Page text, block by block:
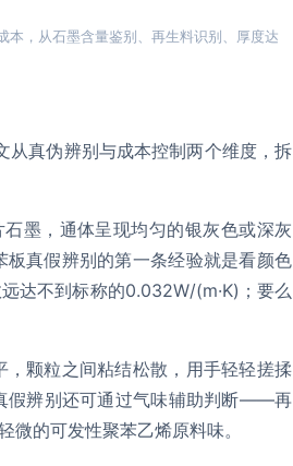
，从石墨含量鉴别、再生料识别、厚度达
从真伪辨别与成本控制两个维度，拆
墨，通体呈现均匀的银灰色或深灰
真假辨别的第一条经验就是看颜色
达不到标称的0.032W/(m·K)；要么
颗粒之间粘结松散，用手轻轻搓揉
假辨别还可通过气味辅助判断——再
的可发性聚苯乙烯原料味。